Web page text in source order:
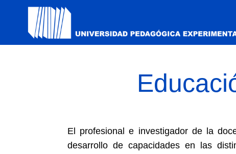
El profesional e investigador de la
desarrollo de capacidades en las